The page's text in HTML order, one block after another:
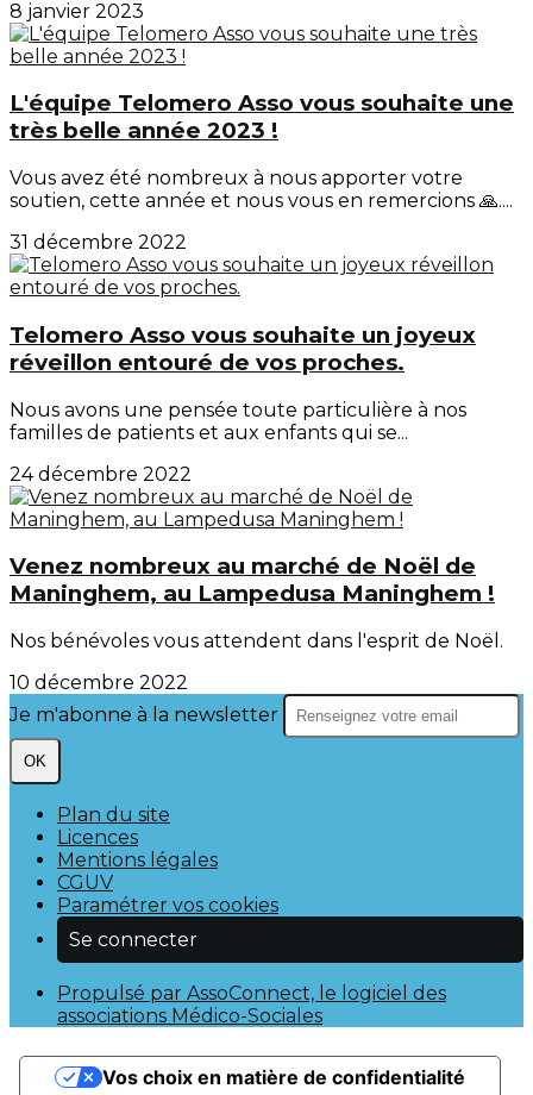
8 janvier 2023
L'équipe Telomero Asso vous souhaite une
très belle année 2023 !
Vous avez été nombreux à nous apporter votre
soutien, cette année et nous vous en remercions 🙏....
31 décembre 2022
Telomero Asso vous souhaite un joyeux
réveillon entouré de vos proches.
Nous avons une pensée toute particulière à nos
familles de patients et aux enfants qui se...
24 décembre 2022
Venez nombreux au marché de Noël de
Maninghem, au Lampedusa Maninghem !
Nos bénévoles vous attendent dans l'esprit de Noël.
10 décembre 2022
Je m'abonne à la newsletter
OK
Plan du site
Licences
Mentions légales
CGUV
Paramétrer vos cookies
Se connecter
Propulsé par AssoConnect, le logiciel des
associations Médico-Sociales
Vos choix en matière de confidentialité